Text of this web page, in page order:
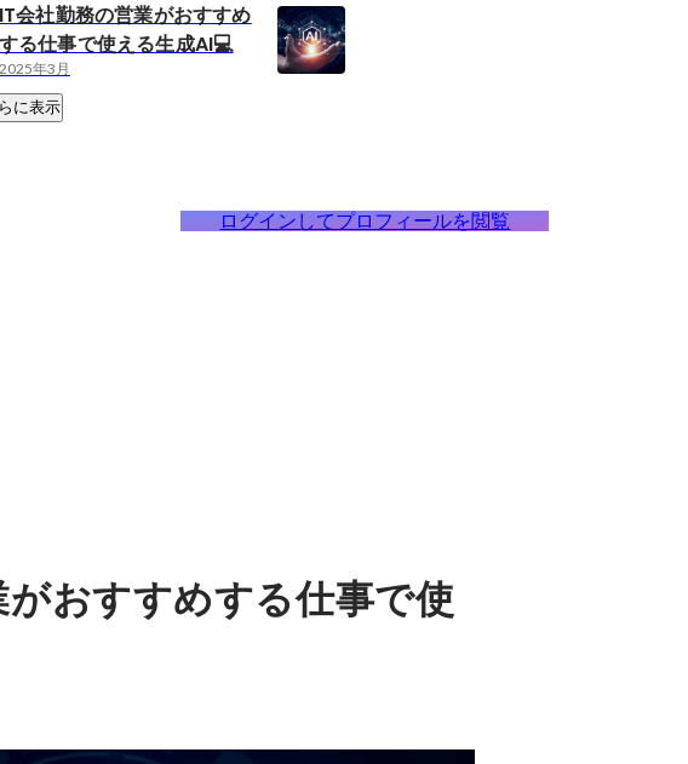
IT会社勤務の営業がおすすめ
する仕事で使える生成AI💻
2025年3月
に表示
ログインしてプロフィールを閲覧
おすすめする仕事で使